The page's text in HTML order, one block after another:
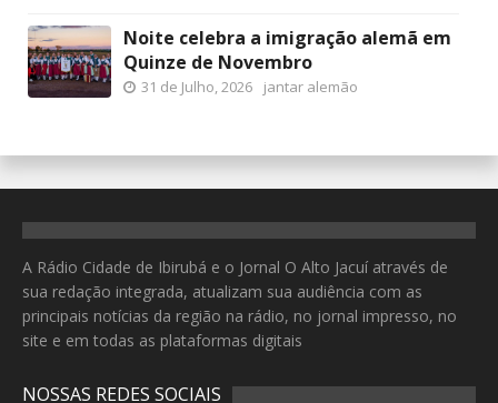
Noite celebra a imigração alemã em
Quinze de Novembro
31 de Julho, 2026 jantar alemão
A Rádio Cidade de Ibirubá e o Jornal O Alto Jacuí através de
sua redação integrada, atualizam sua audiência com as
principais notícias da região na rádio, no jornal impresso, no
site e em todas as plataformas digitais
NOSSAS REDES SOCIAIS